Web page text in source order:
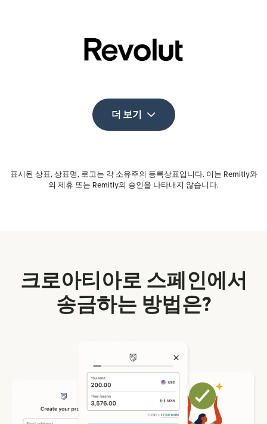
더 보기
표시된 상표, 상표명, 로고는 각 소유주의 등록상표입니다. 이는 Remitly와
의 제휴 또는 Remitly의 승인을 나타내지 않습니다.
크로아티아로 스페인에서
송금하는 방법은?